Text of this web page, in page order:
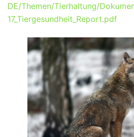
DE/Themen/Tierhaltung/
17_Tiergesundheit_Report.pdf